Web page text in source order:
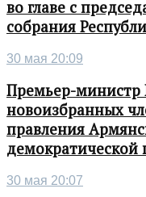
во главе с
собрания
30 мая 20:09
Премьер-
новоизбранных
правления
демократической
30 мая 20:07